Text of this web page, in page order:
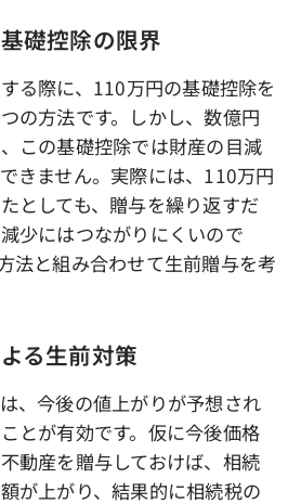
礎控除の限界
る際に、110万円の基礎控除を
の方法です。しかし、数億円
この基礎控除では財産の目減
きません。実際には、110万円
としても、贈与を繰り返すだ
少にはつながりにくいので
法と組み合わせて生前贈与を考
る生前対策
、今後の値上がりが予想され
とが有効です。仮に今後価格
動産を贈与しておけば、相続
が上がり、結果的に相続税の